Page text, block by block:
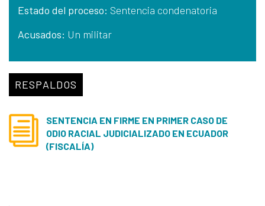
Estado del proceso: Sentencia condenatoria
Acusados: Un militar
RESPALDOS
SENTENCIA EN FIRME EN PRIMER CASO DE
ODIO RACIAL JUDICIALIZADO EN ECUADOR
(FISCALÍA)